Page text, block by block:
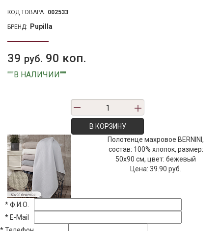
КОД ТОВАРА: 002533
БРЕНД: Pupilla
39 руб. 90 коп.
"""В НАЛИЧИИ"""
В КОРЗИНУ
Полотенце махровое BERNINI,
состав: 100% хлопок, размер:
50х90 см, цвет: бежевый
Цена:39.90 руб.
*Ф.И.О.
* E-Mail